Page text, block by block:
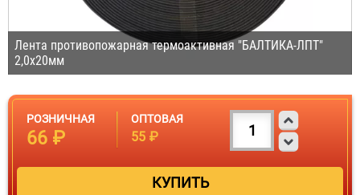
Лента противопожарная термоактивная "БАЛТИКА-ЛПТ"
2,0х20мм
РОЗНИЧНАЯ
66 ₽
ОПТОВАЯ
55 ₽